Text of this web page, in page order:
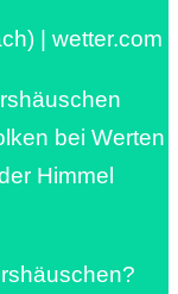
| wetter.com
bei Werten
Himmel